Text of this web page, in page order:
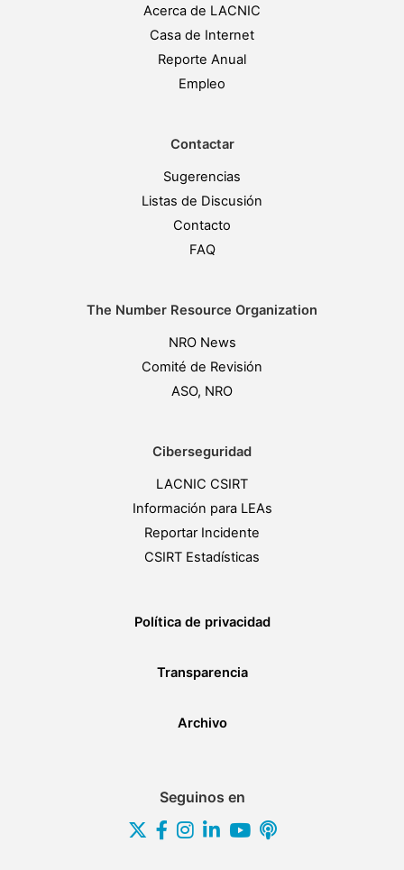
Acerca de LACNIC
Casa de Internet
Reporte Anual
Empleo
Contactar
Sugerencias
Listas de Discusión
Contacto
FAQ
The Number Resource Organization
NRO News
Comité de Revisión
ASO, NRO
Ciberseguridad
LACNIC CSIRT
Información para LEAs
Reportar Incidente
CSIRT Estadísticas
Política de privacidad
Transparencia
Archivo
Seguinos en